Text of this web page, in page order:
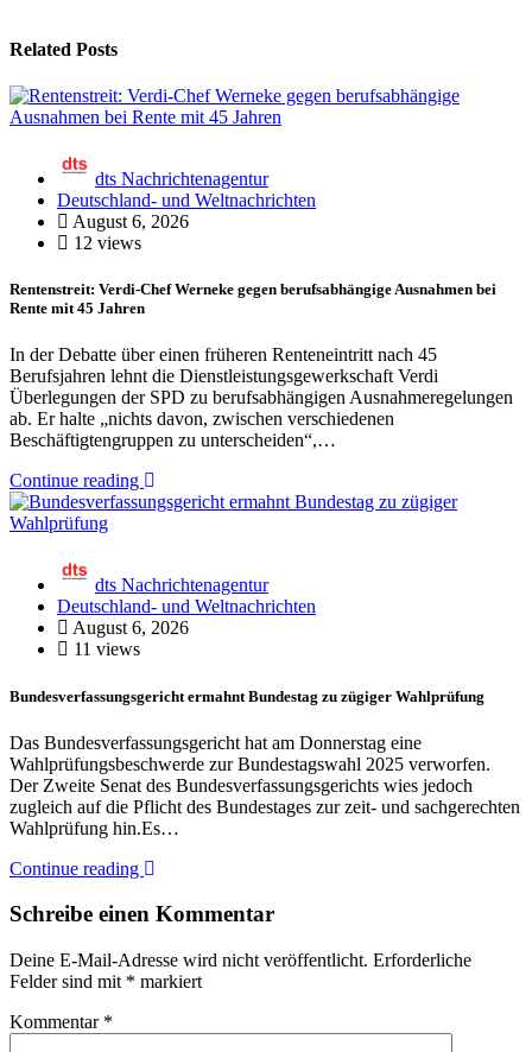
Related Posts
dts Nachrichtenagentur
Deutschland- und Weltnachrichten
August 6, 2026
12 views
Rentenstreit: Verdi-Chef Werneke gegen berufsabhängige Ausnahmen bei
Rente mit 45 Jahren
In der Debatte über einen früheren Renteneintritt nach 45
Berufsjahren lehnt die Dienstleistungsgewerkschaft Verdi
Überlegungen der SPD zu berufsabhängigen Ausnahmeregelungen
ab. Er halte „nichts davon, zwischen verschiedenen
Beschäftigtengruppen zu unterscheiden“,…
Continue reading
dts Nachrichtenagentur
Deutschland- und Weltnachrichten
August 6, 2026
11 views
Bundesverfassungsgericht ermahnt Bundestag zu zügiger Wahlprüfung
Das Bundesverfassungsgericht hat am Donnerstag eine
Wahlprüfungsbeschwerde zur Bundestagswahl 2025 verworfen.
Der Zweite Senat des Bundesverfassungsgerichts wies jedoch
zugleich auf die Pflicht des Bundestages zur zeit- und sachgerechten
Wahlprüfung hin.Es…
Continue reading
Schreibe einen Kommentar
Deine E-Mail-Adresse wird nicht veröffentlicht. Erforderliche
Felder sind mit * markiert
Kommentar *